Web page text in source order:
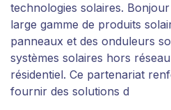
technologies solaires.
large gamme de produits
panneaux et des onduleurs
systèmes solaires hors
résidentiel. Ce partenariat
fournir des solutions d